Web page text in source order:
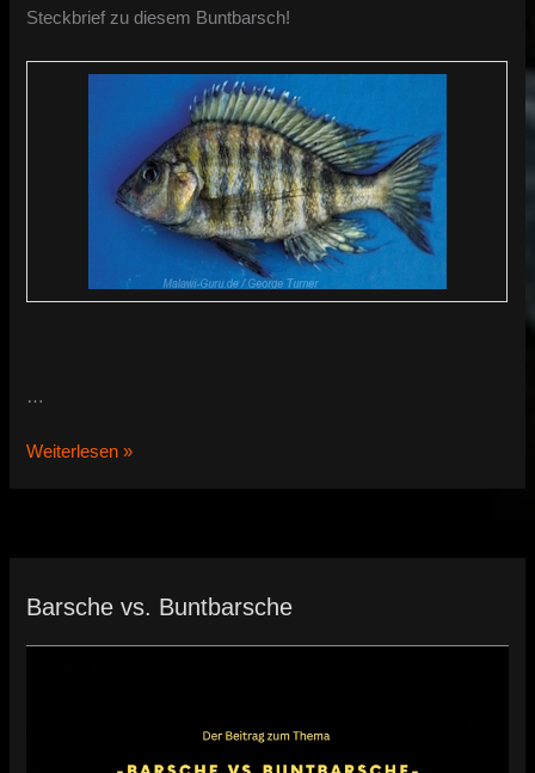
Steckbrief zu diesem Buntbarsch!
…
Alticorpus
Weiterlesen »
Barsche vs. Buntbarsche